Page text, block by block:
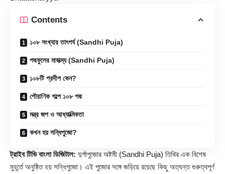
Contents
১০৮ সংখ্যার তাৎপর্য (Sandhi Puja)
পদ্মফুলের মাহাত্ম্য (Sandhi Puja)
১০৮টি প্রদীপ কেন?
পৌরাণিক গল্পে ১০৮ পদ্ম
মন্ত্র জপ ও আধ্যাত্মিকতা
কখন হয় সন্ধিপুজো?
ট্রাইব টিভি বাংলা ডিজিটাল: দুর্গাপুজোর অষ্টমী (Sandhi Puja) তিথির এক বিশেষ
মুহূর্তে অনুষ্ঠিত হয় সন্ধিপুজো। এই পুজোর সঙ্গে জড়িয়ে রয়েছে কিছু অত্যন্ত গুরুত্বপূর্ণ